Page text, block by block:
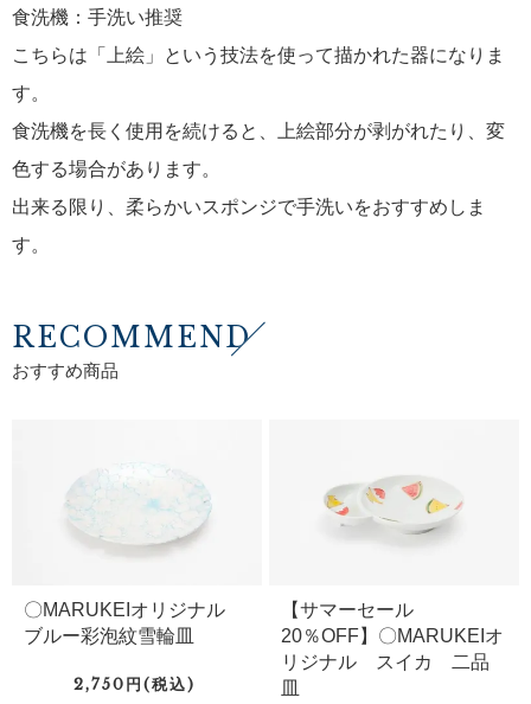
食洗機：手洗い推奨
こちらは「上絵」という技法を使って描かれた器になりま
す。
食洗機を長く使用を続けると、上絵部分が剥がれたり、変
色する場合があります。
出来る限り、柔らかいスポンジで手洗いをおすすめしま
す。
RECOMMEND
おすすめ商品
〇MARUKEIオリジナル
ブルー彩泡紋雪輪皿
2,750円(税込)
【サマーセール
20％OFF】〇MARUKEIオ
リジナル スイカ 二品
皿